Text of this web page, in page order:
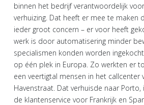
binnen het bedrijf verantwoordelijk voor
verhuizing. Dat heeft er mee te maken
ieder groot concern – er voor heeft
werk is door automatisering minder
specialismen konden worden
op één plek in Europa. Zo werkten er
een veertigtal mensen in het callcenter
Havenstraat. Dat verhuisde naar
de klantenservice voor Frankrijk en